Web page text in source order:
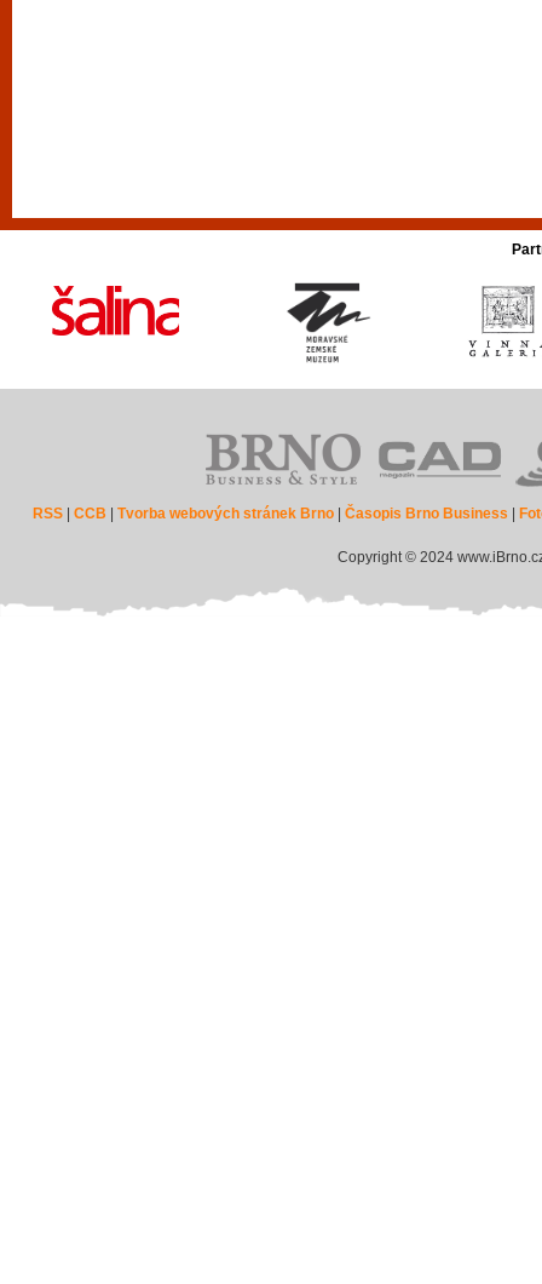
RSS |CCB |Tvorba webových stránek Brno |Časopis Brno Business
Copyright © 2024